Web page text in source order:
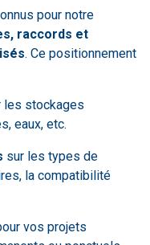
pour notre
raccords et
. Ce positionnement
les stockages
eaux, etc.
sur les types de
la compatibilité
vos projets